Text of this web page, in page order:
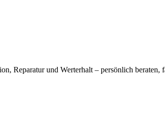
Reparatur und Werterhalt – persönlich beraten,